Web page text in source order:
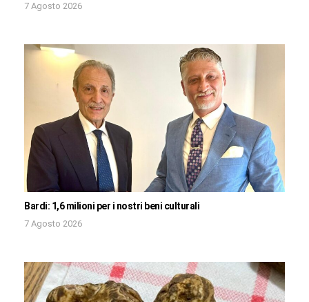
7 Agosto 2026
Bardi: 1,6 milioni per i nostri beni culturali
7 Agosto 2026